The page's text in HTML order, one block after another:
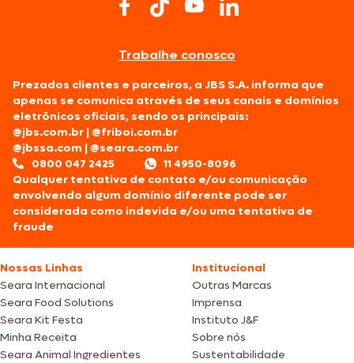
Trabalhe conosco
Prezados clientes e parceiros, a JBS S.A. informa que
apenas se comunica através de seus canais e domínios
eletrônicos oficiais, sendo os principais:
@jbs.com.br |@friboi.com.br
@jbssa.com |@seara.com.br
0800 047 2425
11 4950-8096
Qualquer tentativa de contato e/ou comunicação
envolvendo algum domínio diferente pode ser
considerada como indevida e/ou uma tentativa de
fraude
Nossas Linhas
Seara Internacional
Seara Food Solutions
Seara Kit Festa
Minha Receita
Seara Animal Ingredientes
Institucional
Outras Marcas
Imprensa
Instituto J&F
Sobre nós
Sustentabilidade